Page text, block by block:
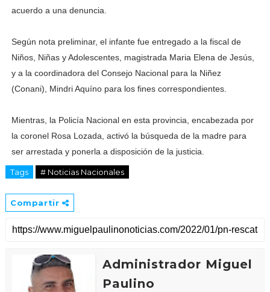
acuerdo a una denuncia.
Según nota preliminar, el infante fue entregado a la fiscal de
Niños, Niñas y Adolescentes, magistrada Maria Elena de Jesús,
y a la coordinadora del Consejo Nacional para la Niñez
(Conani), Mindri Aquíno para los fines correspondientes.
Mientras, la Policía Nacional en esta provincia, encabezada por
la coronel Rosa Lozada, activó la búsqueda de la madre para
ser arrestada y ponerla a disposición de la justicia.
Tags # Noticias Nacionales
Compartir
Administrador Miguel
Paulino